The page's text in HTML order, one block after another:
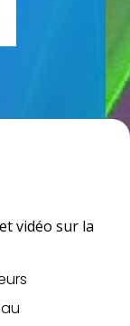
vidéo sur la